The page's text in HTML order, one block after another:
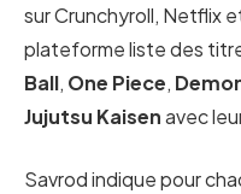
sur Crunchyroll, Netflix
plateforme liste des
Ball, One Piece,
Jujutsu Kaisenavec
Savrod indique pour